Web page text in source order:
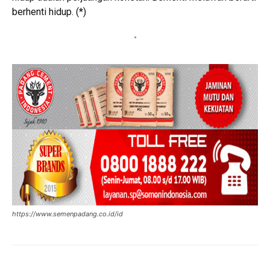
berhenti hidup. (*)
*
https://www.semenpadang.co.id/id